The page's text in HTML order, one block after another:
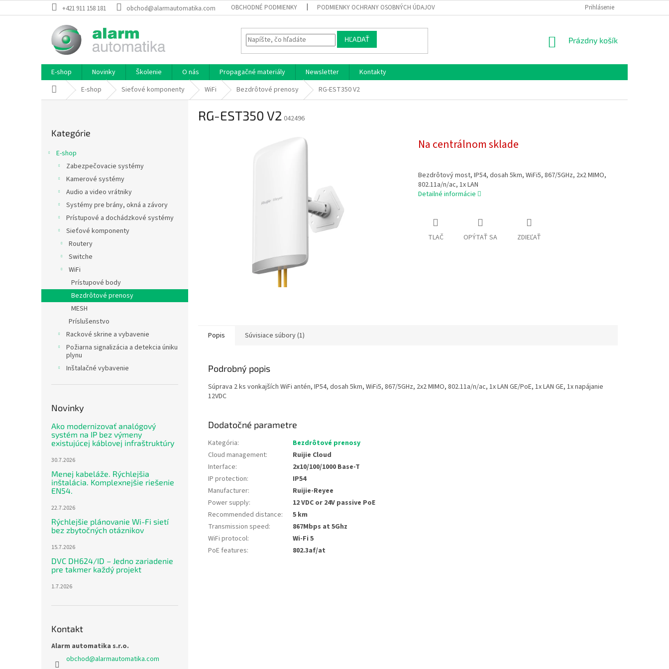
na
+421 911 158 181 obchod@alarmautomatika.com OBCHODNÉ PODMIENKY PODMIENKY OCHRANY OSOBNÝCH ÚDAJOV Prihlásenie
HĽADAŤ
NÁKUPNÝ
Prázdny košík
E-shop Novinky Školenie O nás Propagačné materiály Newsletter
Kontakty
DomovE-shop Sieťové komponenty WiFi Bezdrôtové prenosy RG-EST350 V2
kategórie
Kategórie
E-shop
Zabezpečovacie systémy
Kamerové systémy
Audio a video vrátniky
Systémy pre brány, okná a závory
Prístupové a dochádzkové systémy
Sieťové komponenty
Routery
Switche
WiFi
Prístupové body
Bezdrôtové prenosy
MESH
Príslušenstvo
Rackové skrine a vybavenie
Požiarna signalizácia a detekcia úniku
plynu
Inštalačné vybavenie
Novinky
Ako modernizovať analógový
systém na IP bez výmeny
existujúcej káblovej infraštruktúry
30.7.2026
Menej kabeláže. Rýchlejšia
inštalácia. Komplexnejšie riešenie
EN54.
22.7.2026
Rýchlejšie plánovanie Wi-Fi sietí
bez zbytočných otáznikov
15.7.2026
DVC DH624/ID – Jedno zariadenie
pre takmer každý projekt
1.7.2026
Kontakt
Alarm automatika s.r.o.
obchod@alarmautomatika.com
RG-EST350 V2 042496
Na centrálnom sklade
Bezdrôtový most, IP54, dosah 5km, WiFi5, 867/5GHz, 2x2 MIMO,
802.11a/n/ac, 1x LAN
Detailné informácie
TLAČ OPÝTAŤ SA ZDIEĽAŤ
Popis Súvisiace súbory (1)
Podrobný popis
Súprava 2 ks vonkajších WiFi antén, IP54, dosah 5km, WiFi5, 867/5GHz, 2x2 MIMO, 802.11a/n/ac, 1x LAN GE/PoE, 1x LAN GE, 1x napájanie
12VDC
Dodatočné parametre
Kategória:
Bezdrôtové prenosy
Cloud management:
Ruijie Cloud
Interface:
2x10/100/1000 Base-T
IP protection:
IP54
Manufacturer:
Ruijie-Reyee
Power supply:
12 VDC or 24V passive PoE
Recommended distance:
5 km
Transmission speed:
867Mbps at 5Ghz
WiFi protocol:
Wi-Fi 5
PoE features: 802.3af/at